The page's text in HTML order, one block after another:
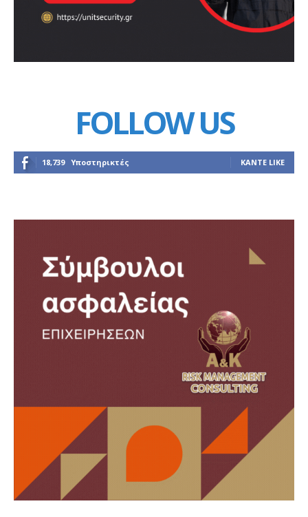
FOLLOW US
18,739 Υποστηρικτές ΚΆΝΤΕ LIKE